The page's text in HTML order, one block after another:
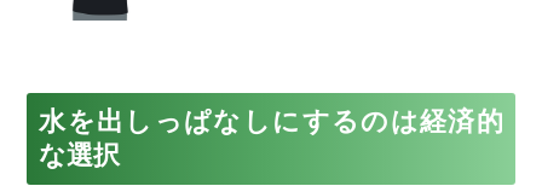
水を出しっぱなしにするのは経済的
な選択